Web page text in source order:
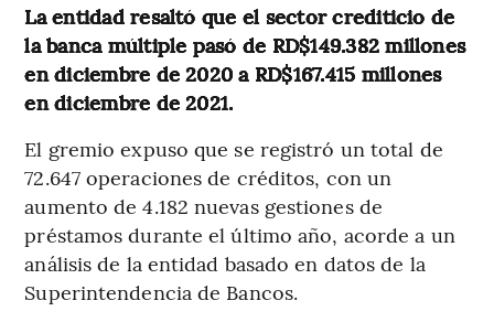
La entidad resaltó que el sector crediticio de
la banca múltiple pasó de RD$149.382 millones
en diciembre de 2020 a RD$167.415 millones
en diciembre de 2021.
El gremio expuso que se registró un total de
72.647 operaciones de créditos, con un
aumento de 4.182 nuevas gestiones de
préstamos durante el último año, acorde a un
análisis de la entidad basado en datos de la
Superintendencia de Bancos.